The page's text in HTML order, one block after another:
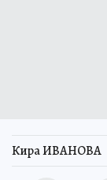
Кира ИВАНОВА